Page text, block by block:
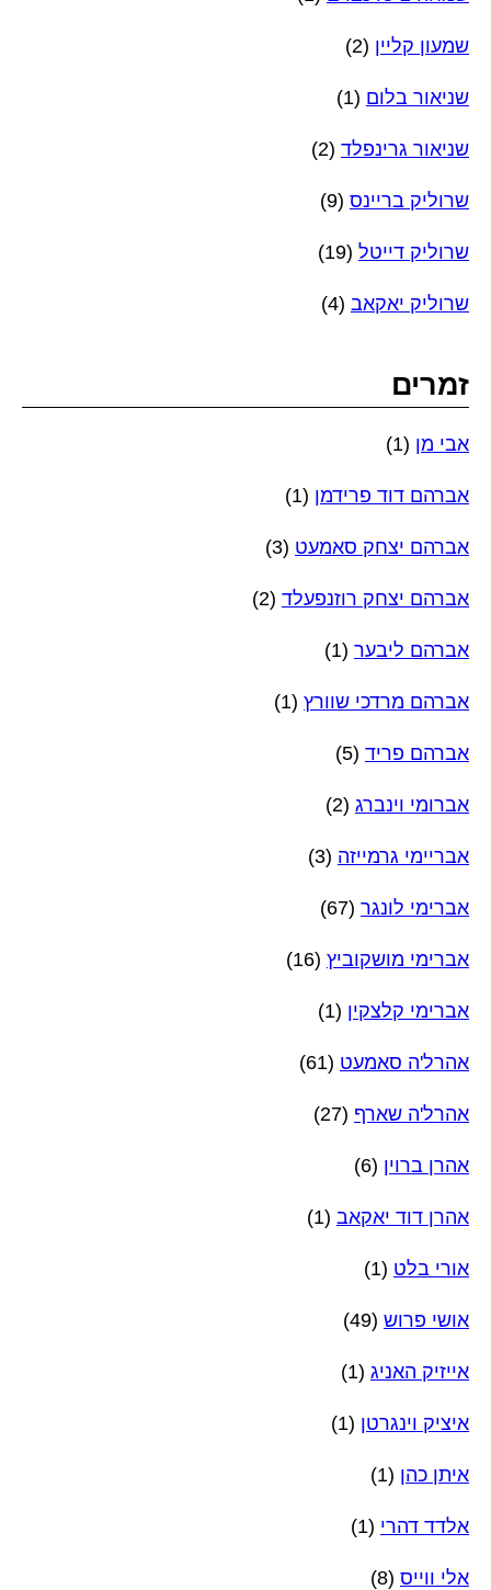
שמעון קליין (2)
שניאור בלום (1)
שניאור גרינפלד (2)
שרוליק בריינס (9)
שרוליק דייטל (19)
שרוליק יאקאב (4)
זמרים
אבי מן (1)
אברהם דוד פרידמן (1)
אברהם יצחק סאמעט (3)
אברהם יצחק רוזנפעלד (2)
אברהם ליבער (1)
אברהם מרדכי שוורץ (1)
אברהם פריד (5)
אברומי וינברג (2)
אבריימי גרמייזה (3)
אברימי לונגר (67)
אברימי מושקוביץ (16)
אברימי קלצקין (1)
אהרל'ה סאמעט (61)
אהרל'ה שארף (27)
אהרן ברוין (6)
אהרן דוד יאקאב (1)
אורי בלט (1)
אושי פרוש (49)
אייזיק האניג (1)
איציק וינגרטן (1)
איתן כהן (1)
אלדד דהרי (1)
אלי ווייס (8)